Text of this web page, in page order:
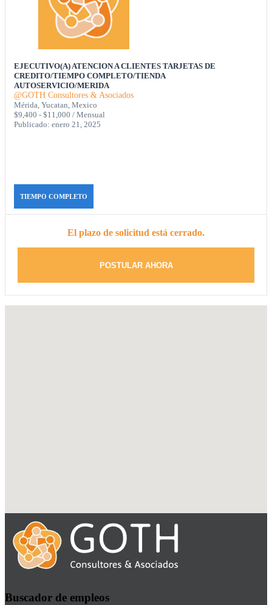
EJECUTIVO(A) ATENCION A CLIENTES TARJETAS DE
CREDITO/TIEMPO COMPLETO/TIENDA
AUTOSERVICIO/MERIDA
@GOTH Consultores & Asociados
Mérida, Yucatan, Mexico
$9,400 - $11,000 / Mensual
Publicado: enero 21, 2025
TIEMPO COMPLETO
El plazo de solicitud está cerrado.
POSTULAR AHORA
Buscador de empleos